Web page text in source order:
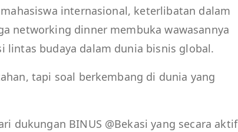
internasional, keterlibatan dalam
networking dinner membuka wawasannya
lintas budaya dalam dunia bisnis global.
tapi soal berkembang di dunia yang
dukungan BINUS @Bekasi yang secara aktif